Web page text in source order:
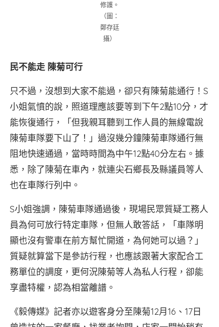
修護。
（圖：
鄭存廷
攝）
民不能走 陳菊可行
只不過，沒想到大家不能過，卻只有陳菊能通行！S
小姐氣憤的說，照道理應該要等到下午2點10分，才
能恢復通行，「但我親耳聽到工作人員的無線電說
陳菊車隊要下山了！」過沒幾分鐘陳菊車隊通行無
阻地快速通過，當時時間為中午12點40分左右。據
悉，除了陳菊在車內，就連尖石鄉長及縣議員等人
也在車隊行列中。
S小姐強調，陳菊車隊通過後，現場民眾質疑工務人
員為何可放行特定車隊，但無人敢答話，「車隊明
顯也沒有警車在前方幫忙開道，為何她可以過？」
質疑就算當下是參訪行程，也應該跟著大家配合工
務單位的調度，更何況陳菊等人為私人行程，卻能
享盡特權，認為相當離譜。
《毅傳媒》記者亦以遊客身分至陳菊12月16、17日